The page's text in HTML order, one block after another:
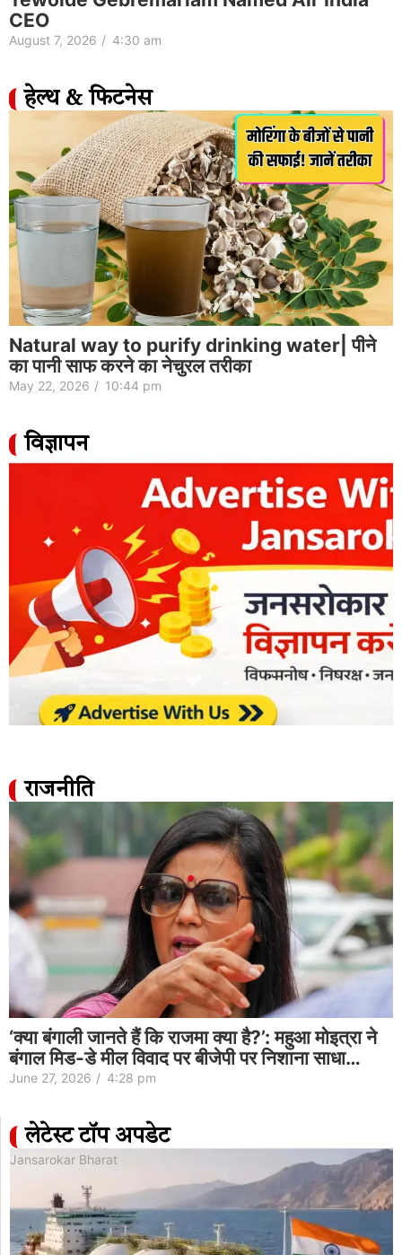
CEO
August 7, 2026 / 4:30 am
हेल्थ & फिटनेस
Natural way to purify drinking water| पीने
का पानी साफ करने का नेचुरल तरीका
May 22, 2026 / 10:44 pm
विज्ञापन
राजनीति
‘क्या बंगाली जानते हैं कि राजमा क्या है?’: महुआ मोइत्रा ने
बंगाल मिड-डे मील विवाद पर बीजेपी पर निशाना साधा…
June 27, 2026 / 4:28 pm
लेटेस्ट टॉप अपडेट
Jansarokar Bharat